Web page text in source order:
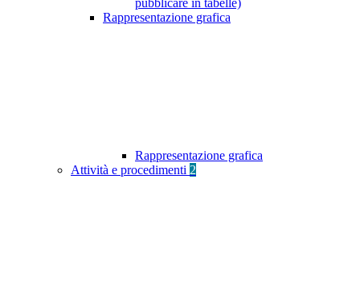
pubblicare in tabelle)
Rappresentazione grafica
Rappresentazione grafica
Attività e procedimenti 2